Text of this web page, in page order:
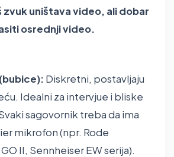
zvuk uništava video, ali dobar
osrednji video.
Diskretni, postavljaju
Idealni za intervjue i bliske
sagovornik treba da ima
mikrofon (npr. Rode
II, Sennheiser EW serija).